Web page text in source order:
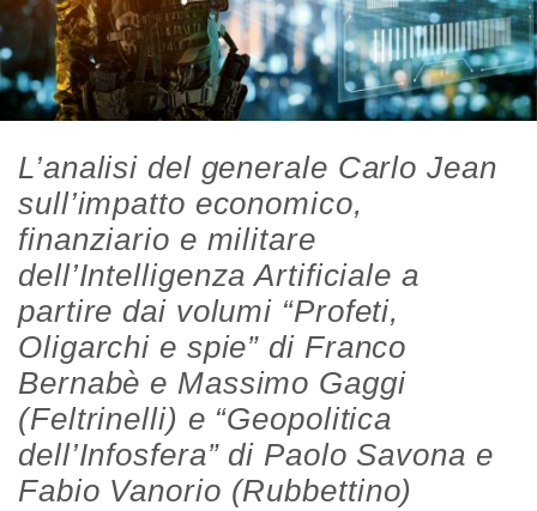
L’analisi del generale Carlo Jean
sull’impatto economico,
finanziario e militare
dell’Intelligenza Artificiale a
partire dai volumi “Profeti,
Oligarchi e spie” di Franco
Bernabè e Massimo Gaggi
(Feltrinelli) e “Geopolitica
dell’Infosfera” di Paolo Savona e
Fabio Vanorio (Rubbettino)